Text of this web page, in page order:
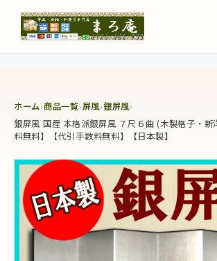
ホーム›商品一覧›屏風›銀屏風›
銀屏風 国産 本格派銀屏風 ７尺６曲 (木製格子・
料無料】【代引手数料無料】【日本製】